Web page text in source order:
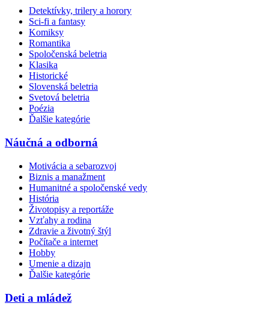
Detektívky, trilery a horory
Sci-fi a fantasy
Komiksy
Romantika
Spoločenská beletria
Klasika
Historické
Slovenská beletria
Svetová beletria
Poézia
Ďalšie kategórie
Náučná a odborná
Motivácia a sebarozvoj
Biznis a manažment
Humanitné a spoločenské vedy
História
Životopisy a reportáže
Vzťahy a rodina
Zdravie a životný štýl
Počítače a internet
Hobby
Umenie a dizajn
Ďalšie kategórie
Deti a mládež